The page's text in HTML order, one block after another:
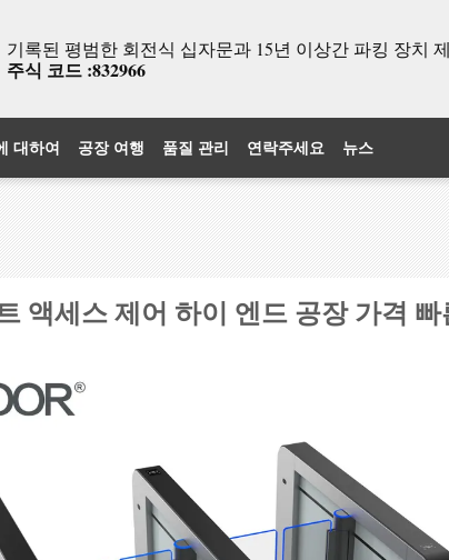
기록된 평범한 회전식 십자문과 15년 이상간 파킹 장치
주식 코드 :832966
대하여 공장 여행 품질 관리 연락주세요 뉴스
액세스 제어 하이 엔드 공장 가격